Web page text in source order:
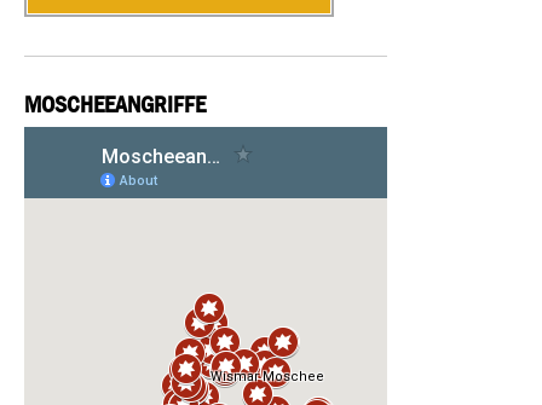
MOSCHEEANGRIFFE